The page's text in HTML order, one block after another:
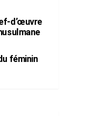
d’œuvre
féminin